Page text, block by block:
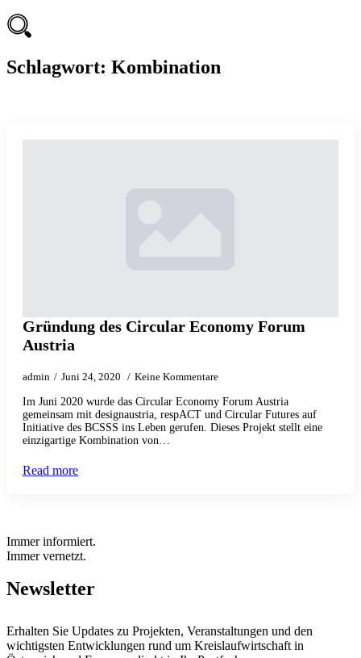
Schlagwort: Kombination
Gründung des Circular Economy Forum
Austria
admin Juni 24, 2020 Keine Kommentare
Im Juni 2020 wurde das Circular Economy Forum Austria
gemeinsam mit designaustria, respACT und Circular Futures auf
Initiative des BCSSS ins Leben gerufen. Dieses Projekt stellt eine
einzigartige Kombination von…
Read more
Immer informiert.
Immer vernetzt.
Newsletter
Erhalten Sie Updates zu Projekten, Veranstaltungen und den
wichtigsten Entwicklungen rund um Kreislaufwirtschaft in